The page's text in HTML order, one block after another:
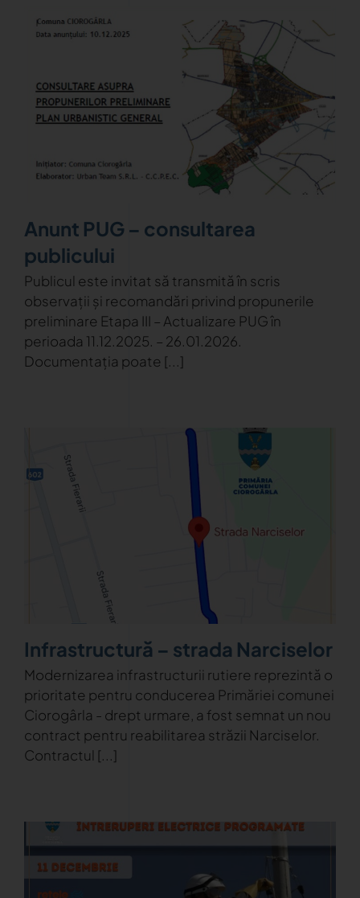
Anunt PUG – consultarea
publicului
Publicul este invitat să transmită în scris
observații și recomandări privind propunerile
preliminare Etapa III – Actualizare PUG în
perioada 11.12.2025. – 26.01.2026.
Documentația poate [...]
Infrastructură – strada Narciselor
Modernizarea infrastructurii rutiere reprezintă o
prioritate pentru conducerea Primăriei comunei
Ciorogârla - drept urmare, a fost semnat un nou
contract pentru reabilitarea străzii Narciselor.
Contractul [...]